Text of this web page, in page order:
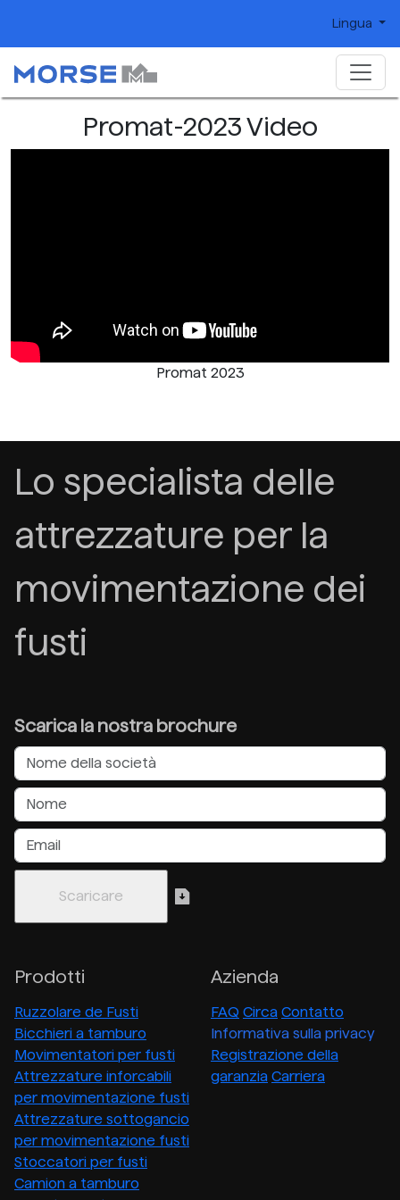
Lingua
Promat-2023 Video
Promat 2023
Lo specialista delle
attrezzature per la
movimentazione dei
fusti
Scarica la nostra brochure
Prodotti
Ruzzolare de Fusti
Bicchieri a tamburo
Movimentatori per fusti
Attrezzature inforcabili
per movimentazione fusti
Attrezzature sottogancio
per movimentazione fusti
Stoccatori per fusti
Camion a tamburo
Azienda
FAQ Circa Contatto
Informativa sulla privacy
Registrazione della
garanzia Carriera